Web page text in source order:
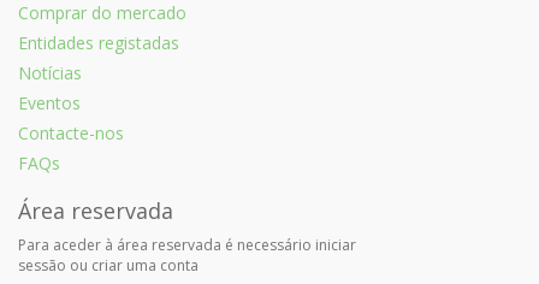
Comprar do mercado
Entidades registadas
Notícias
Eventos
Contacte-nos
FAQs
Área reservada
Para aceder à área reservada é necessário iniciar
sessão ou criar uma conta